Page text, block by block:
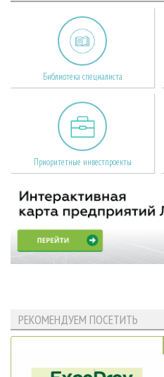
Библиотека специалиста
Приоритетные инвестпроекты
РЕКОМЕНДУЕМ ПОСЕТИТЬ